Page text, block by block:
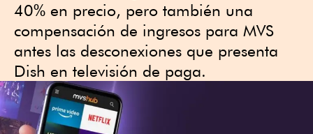
40% en precio, pero también una
compensación de ingresos para MVS
antes las desconexiones que presenta
Dish en televisión de paga.